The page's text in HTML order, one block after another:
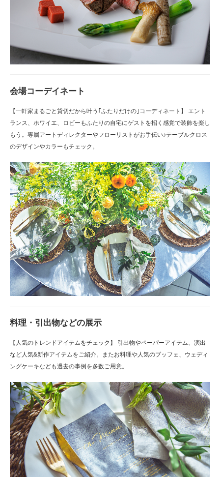
会場コーデイネート
【一軒家まるごと貸切だから叶う｢ふたりだけの｣コーディネート】 エント
ランス、ホワイエ、ロビーもふたりの自宅にゲストを招く感覚で装飾を楽し
もう。専属アートディレクターやフローリストがお手伝い♪テーブルクロス
のデザインやカラーもチェック。
料理・引出物などの展示
【人気のトレンドアイテムをチェック】 引出物やペーパーアイテム、演出
など人気&新作アイテムをご紹介。またお料理や人気のブッフェ、ウェディ
ングケーキなども過去の事例を多数ご用意。